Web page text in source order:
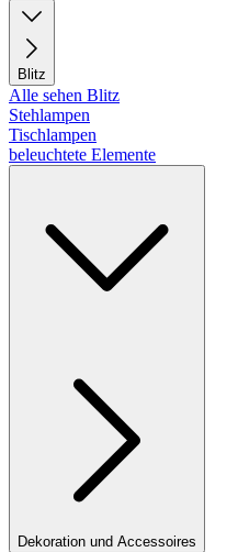
Blitz
Alle sehen Blitz
Stehlampen
Tischlampen
beleuchtete Elemente
Dekoration und Accessoires